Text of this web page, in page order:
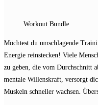
Workout Bundle
Möchtest du umschlagende
Energie reinstecken! Viele
zu geben, die vom Durchschnitt
mentale Willenskraft, versorgt
Muskeln schneller wachsen.